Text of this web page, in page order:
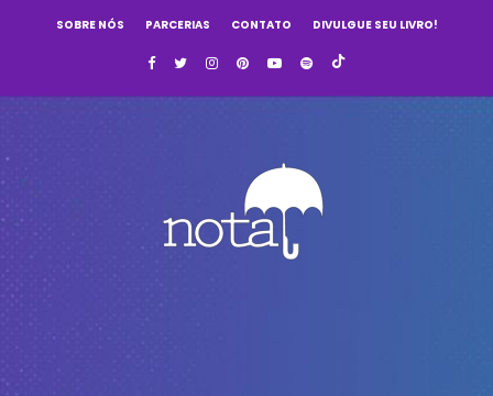
SOBRE NÓS PARCERIAS CONTATO DIVULGUE SEU LIVRO!